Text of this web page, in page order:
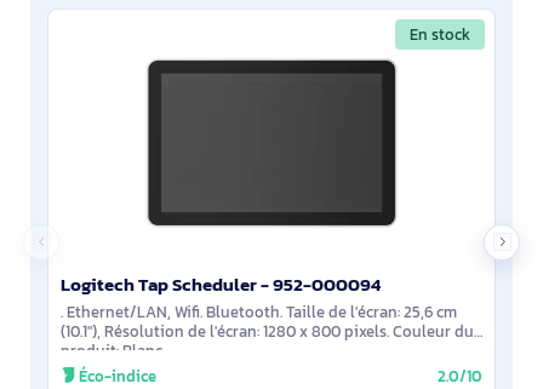
En stock
Logitech Tap Scheduler - 952-000094
. Ethernet/LAN, Wifi. Bluetooth. Taille de l'écran: 25,6 cm
(10.1"), Résolution de l'écran: 1280 x 800 pixels. Couleur du
produit: Blanc
Éco-indice
2.0/10